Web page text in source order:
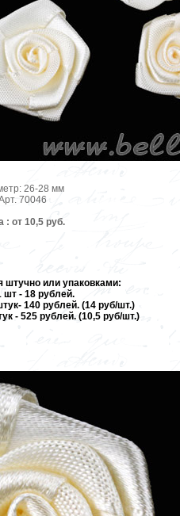
26-28 мм
70046
: от 10,5 руб.
штучно или упаковками:
шт - 18 рублей.
140 рублей. (14 руб/шт.)
- 525 рублей. (10,5 руб/шт.)